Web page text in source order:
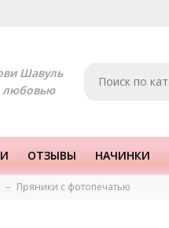
Шавуль
любовью
ОТЗЫВЫ НАЧИНКИ
Пряники с фотопечатью